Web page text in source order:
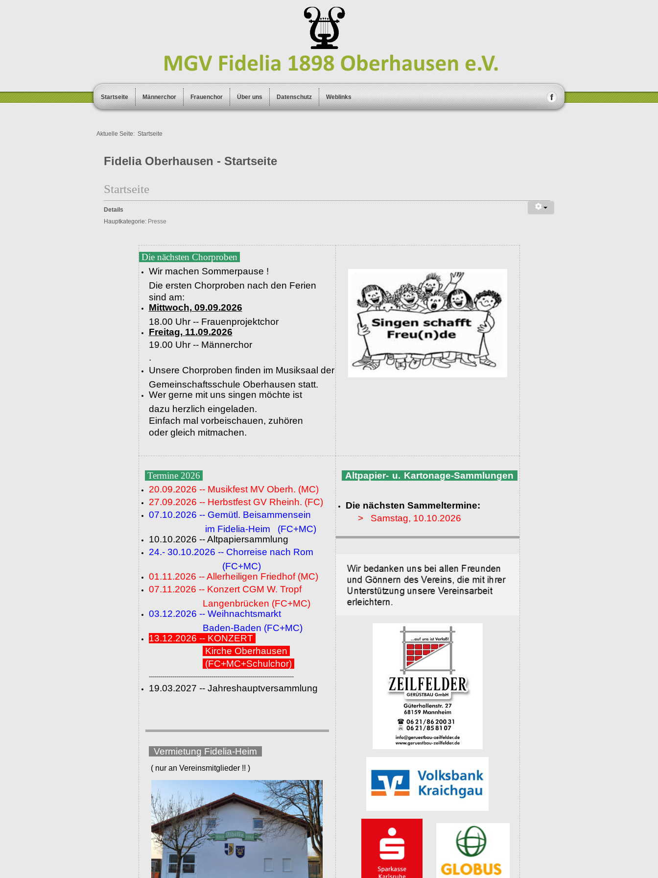
Startseite Männerchor Frauenchor Über uns Datenschutz Weblinks
Aktuelle Seite: Startseite
Fidelia Oberhausen - Startseite
Startseite
Details
Hauptkategorie: Presse
Die nächsten Chorproben
Wir machen Sommerpause !
Die ersten Chorproben nach den Ferien
sind am:
Mittwoch, 09.09.2026
18.00 Uhr -- Frauenprojektchor
Freitag, 11.09.2026
19.00 Uhr -- Männerchor
.
Unsere Chorproben finden im Musiksaal der
Gemeinschaftsschule Oberhausen statt.
Wer gerne mit uns singen möchte ist
dazu herzlich eingeladen.
Einfach mal vorbeischauen, zuhören
oder gleich mitmachen.
Termine 2026
20.09.2026 -- Musikfest MV Oberh. (MC)
27.09.2026 -- Herbstfest GV Rheinh. (FC)
07.10.2026 -- Gemütl. Beisammensein
im Fidelia-Heim (FC+MC)
10.10.2026 -- Altpapiersammlung
24.- 30.10.2026 -- Chorreise nach Rom
(FC+MC)
01.11.2026 -- Allerheiligen Friedhof (MC)
07.11.2026 -- Konzert CGM W. Tropf
Langenbrücken (FC+MC)
03.12.2026 -- Weihnachtsmarkt
Baden-Baden (FC+MC)
13.12.2026 -- KONZERT
Kirche Oberhausen
(FC+MC+Schulchor)
--------------------------------------------------------------------------
19.03.2027 -- Jahreshauptversammlung
Vermietung Fidelia-Heim
( nur an Vereinsmitglieder !! )
Altpapier- u. Kartonage-Sammlungen
Die nächsten Sammeltermine:
> Samstag, 10.10.2026